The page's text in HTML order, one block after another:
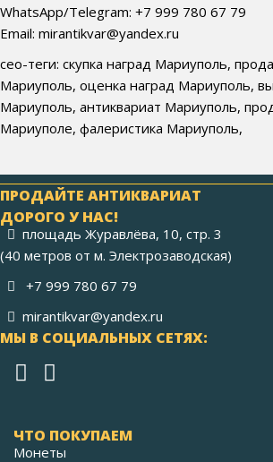
WhatsApp/Telegram: +7 999 780 67 79
Email: mirantikvar@yandex.ru
сео-теги: скупка наград Мариуполь,
Мариуполь, оценка наград Мариуполь,
Мариуполь, антиквариат Мариуполь,
Мариуполе, фалеристика Мариуполь,
ПРОДАЙТЕ АНТИКВАРИАТ
ДОРОГО У НАС!
площадь Журавлёва, 10, стр. 3
(40 метров от м. Электрозаводская)
+7 999 780 67 79
mirantikvar@yandex.ru
МЫ В СОЦИАЛЬНЫХ СЕТЯХ:
ЧТО ПОКУПАЕМ
Монеты